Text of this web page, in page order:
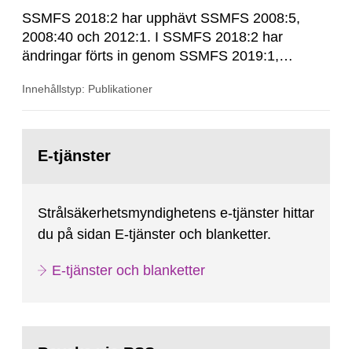
SSMFS 2018:2 har upphävt SSMFS 2008:5,
2008:40 och 2012:1. I SSMFS 2018:2 har
ändringar förts in genom SSMFS 2019:1,
Innehållstyp: Publikationer
sida:E-tjänster
Strålsäkerhetsmyndighetens e-tjänster hittar
du på sidan E-tjänster och blanketter.
E-tjänster och blanketter